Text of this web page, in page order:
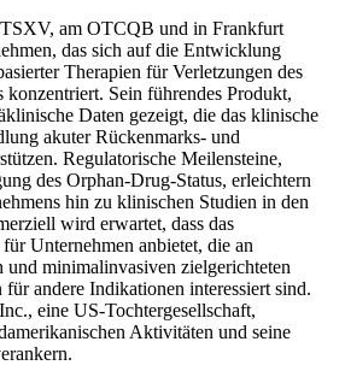
am OTCQB und in Frankfurt
das sich auf die Entwicklung
Therapien für Verletzungen des
konzentriert. Sein führendes Produkt,
Daten gezeigt, die das klinische
akuter Rückenmarks- und
Regulatorische Meilensteine,
des Orphan-Drug-Status, erleichtern
hin zu klinischen Studien in den
wird erwartet, dass das
Unternehmen anbietet, die an
und minimalinvasiven zielgerichteten
für andere Indikationen interessiert sind.
eine US-Tochtergesellschaft,
Aktivitäten und seine